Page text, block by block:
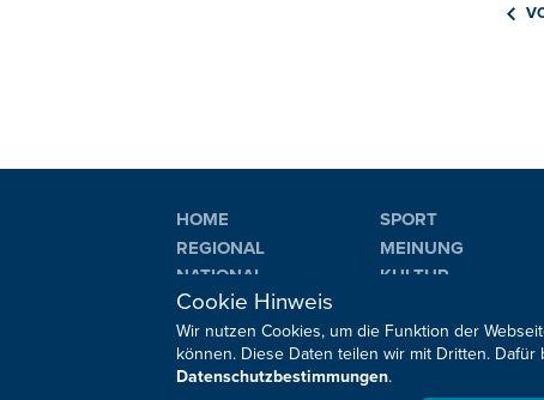
HOME
REGIONAL
NATIONAL
INTERNATIONAL
SPORT
MEINUNG
KULTUR
Sie haben noch Fragen oder Anmerkungen?
Cookie Hinweis
Wir nutzen Cookies, um die Funktion der
können. Diese Daten teilen wir mit Dritten.
Datenschutzbestimmungen.